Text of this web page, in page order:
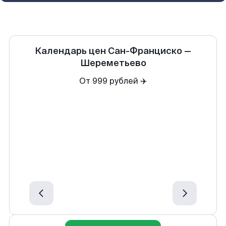
Календарь цен Сан-Франциско —
Шереметьево
От 999 рублей ✈️